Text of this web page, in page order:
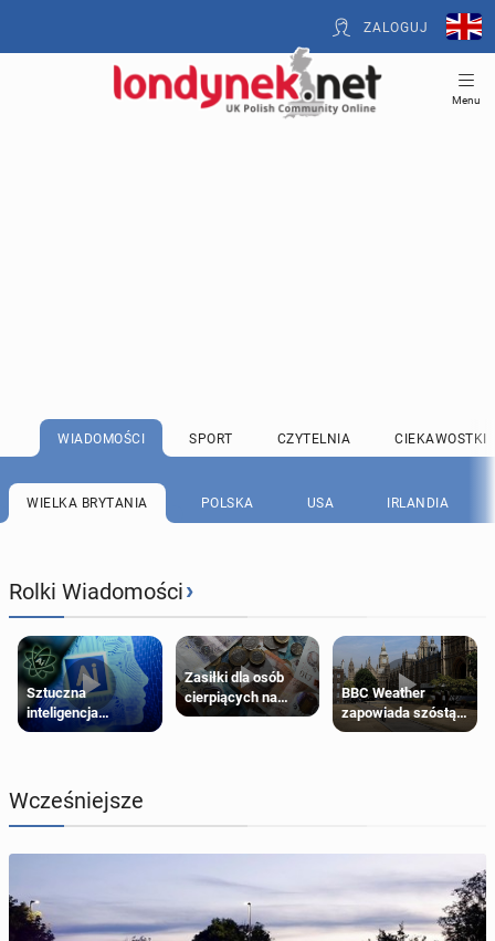
ZALOGUJ
Menu
WIADOMOŚCI SPORT CZYTELNIA CIEKAWOSTKI
WIELKA BRYTANIA POLSKA USA IRLANDIA
Rolki Wiadomości›
Sztuczna
inteligencja
próbowała oszukać
Zasiłki dla osób
cierpiących na
schorzenia
BBC Weather
zapowiada szóstą
falę upałów w
Wcześniejsze